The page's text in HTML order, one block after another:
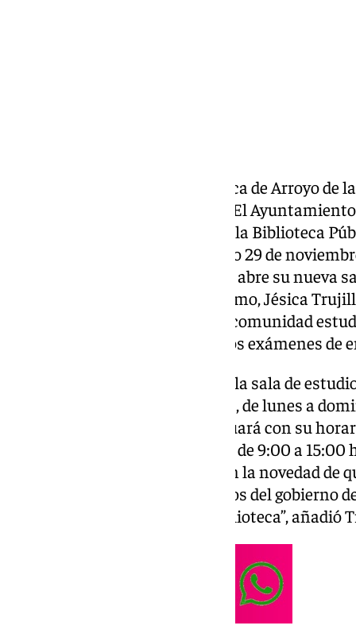
La sala de estudio de la Biblioteca de Arroyo
y festivos de diciembre y enero. El
área de Cultura, informa de que la Biblioteca
funcionamiento desde el pasado 29 de
modernización y remodelación, abre su nueva
semana y festivos. La edil del ramo, Jésica
medida surge “como apoyo a la comunidad
señaladas de cara a los próximos exámenes de
De este modo, cabe señalar que la sala de
de la semana, festivos incluidos, de lunes a
Biblioteca, por su parte, continuará con su
de 9:00 a 21:00 horas y sábados de 9:00 a
30 de diciembre y 1 de enero, con la novedad
abierta, “uno de los compromisos del gobierno
en las esperadas obras de la biblioteca”, añadió